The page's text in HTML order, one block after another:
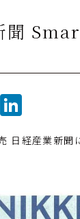
聞
X
n
k
dI
日経産業新聞